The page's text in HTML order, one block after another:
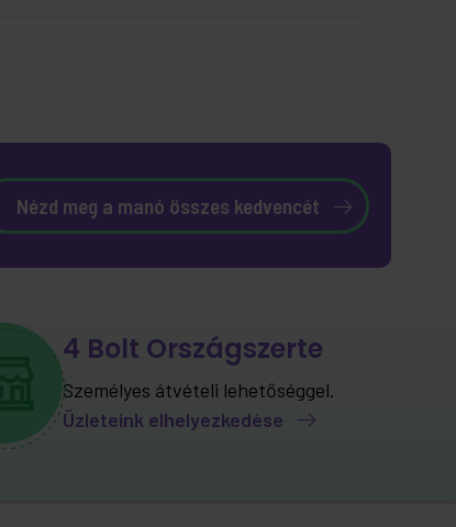
Nézd meg a manó összes kedvencét
4 Bolt Országszerte
Személyes átvételi lehetőséggel.
Üzleteink elhelyezkedése